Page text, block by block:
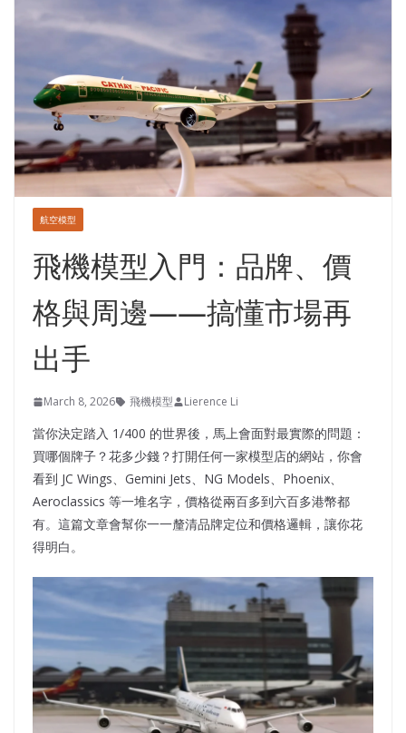
航空模型
飛機模型入門：品牌、價
格與周邊——搞懂市場再
出手
March 8, 2026 飛機模型 Lierence Li
當你決定踏入 1/400 的世界後，馬上會面對最實際的問題：
買哪個牌子？花多少錢？打開任何一家模型店的網站，你會
看到 JC Wings、Gemini Jets、NG Models、Phoenix、
Aeroclassics 等一堆名字，價格從兩百多到六百多港幣都
有。這篇文章會幫你一一釐清品牌定位和價格邏輯，讓你花
得明白。